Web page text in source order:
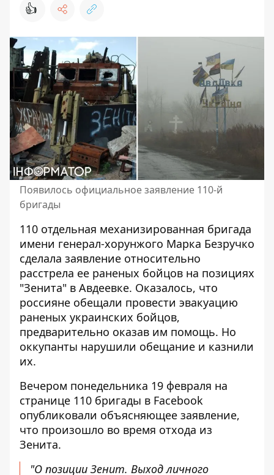
👍
Появилось официальное заявление 110-й
бригады
110 отдельная механизированная бригада
имени генерал-хорунжого Марка Безручко
сделала заявление относительно
расстрела ее раненых бойцов на позициях
"Зенита" в Авдеевке. Оказалось, что
россияне обещали провести эвакуацию
раненых украинских бойцов,
предварительно оказав им помощь. Но
оккупанты нарушили обещание и казнили
их.
Вечером понедельника 19 февраля на
странице 110 бригады в Facebook
опубликовали объясняющее заявление,
что произошло во время отхода из
Зенита.
"О позиции Зенит. Выход личного